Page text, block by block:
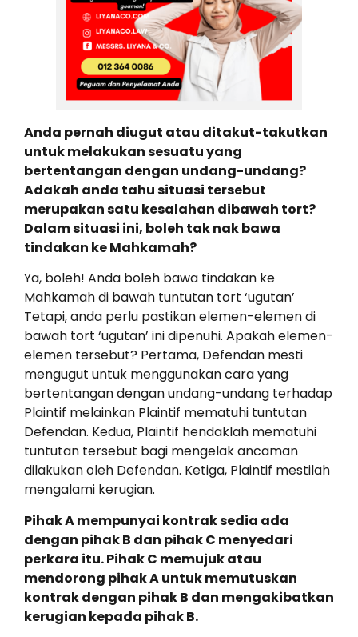
Anda pernah diugut atau ditakut-takutkan
untuk melakukan sesuatu yang
bertentangan dengan undang-undang?
Adakah anda tahu situasi tersebut
merupakan satu kesalahan dibawah tort?
Dalam situasi ini, boleh tak nak bawa
tindakan ke Mahkamah?
Ya, boleh! Anda boleh bawa tindakan ke
Mahkamah di bawah tuntutan tort ‘ugutan’
Tetapi, anda perlu pastikan elemen-elemen di
bawah tort ‘ugutan’ ini dipenuhi. Apakah elemen-
elemen tersebut? Pertama, Defendan mesti
mengugut untuk menggunakan cara yang
bertentangan dengan undang-undang terhadap
Plaintif melainkan Plaintif mematuhi tuntutan
Defendan. Kedua, Plaintif hendaklah mematuhi
tuntutan tersebut bagi mengelak ancaman
dilakukan oleh Defendan. Ketiga, Plaintif mestilah
mengalami kerugian.
Pihak A mempunyai kontrak sedia ada
dengan pihak B dan pihak C menyedari
perkara itu. Pihak C memujuk atau
mendorong pihak A untuk memutuskan
kontrak dengan pihak B dan mengakibatkan
kerugian kepada pihak B.